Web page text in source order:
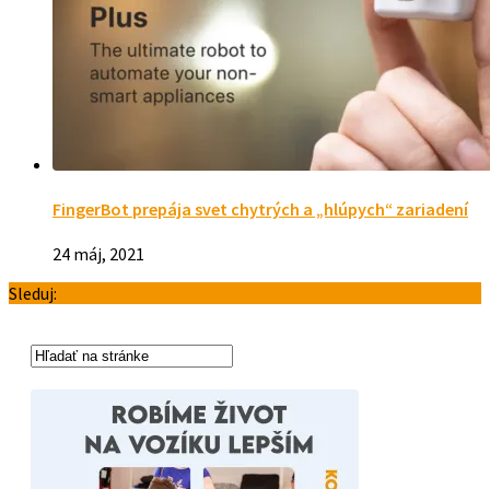
FingerBot prepája svet chytrých a „hlúpych“ zariadení
24 máj, 2021
Sleduj: